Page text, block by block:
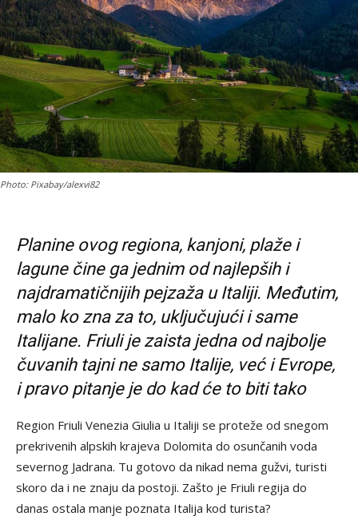
Photo: Pixabay/alexvi82
Planine ovog regiona, kanjoni, plaže i
lagune čine ga jednim od najlepših i
najdramatičnijih pejzaža u Italiji. Međutim,
malo ko zna za to, uključujući i same
Italijane. Friuli je zaista jedna od najbolje
čuvanih tajni ne samo Italije, već i Evrope,
i pravo pitanje je do kad će to biti tako
Region Friuli Venezia Giulia u Italiji se proteže od snegom
prekrivenih alpskih krajeva Dolomita do osunčanih voda
severnog Jadrana. Tu gotovo da nikad nema gužvi, turisti
skoro da i ne znaju da postoji. Zašto je Friuli regija do
danas ostala manje poznata Italija kod turista?